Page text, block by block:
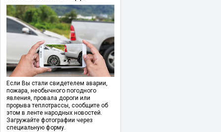
Если Вы стали свидетелем аварии,
пожара, необычного погодного
явления, провала дороги или
прорыва теплотрассы, сообщите об
этом в ленте народных новостей.
Загружайте фотографии через
специальную форму.